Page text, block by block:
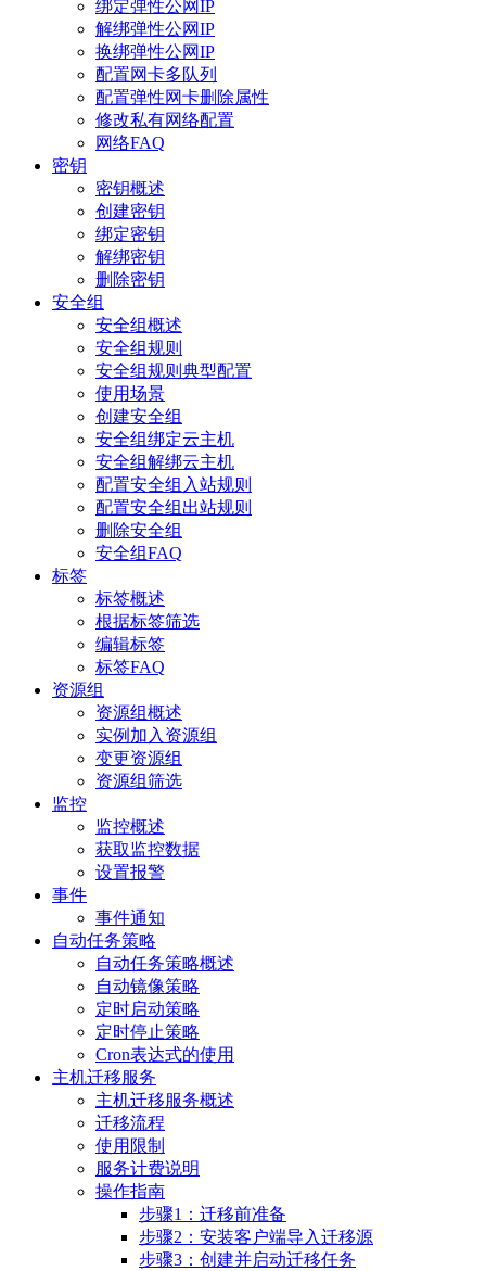
绑定弹性公网IP
解绑弹性公网IP
换绑弹性公网IP
配置网卡多队列
配置弹性网卡删除属性
修改私有网络配置
网络FAQ
密钥
密钥概述
创建密钥
绑定密钥
解绑密钥
删除密钥
安全组
安全组概述
安全组规则
安全组规则典型配置
使用场景
创建安全组
安全组绑定云主机
安全组解绑云主机
配置安全组入站规则
配置安全组出站规则
删除安全组
安全组FAQ
标签
标签概述
根据标签筛选
编辑标签
标签FAQ
资源组
资源组概述
实例加入资源组
变更资源组
资源组筛选
监控
监控概述
获取监控数据
设置报警
事件
事件通知
自动任务策略
自动任务策略概述
自动镜像策略
定时启动策略
定时停止策略
Cron表达式的使用
主机迁移服务
主机迁移服务概述
迁移流程
使用限制
服务计费说明
操作指南
步骤1：迁移前准备
步骤2：安装客户端导入迁移源
步骤3：创建并启动迁移任务